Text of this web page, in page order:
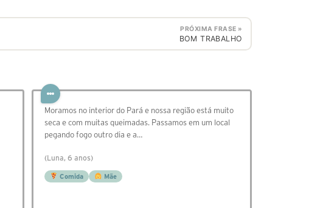
PRÓXIMA FRASE »
BOM TRABALHO
Moramos no interior do Pará e nossa região está muito
seca e com muitas queimadas. Passamos em um local
pegando fogo outro dia e a…
(Luna, 6 anos)
Comida Mãe